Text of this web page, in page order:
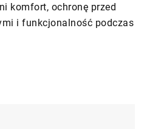
komfort, ochronę przed
i funkcjonalność podczas